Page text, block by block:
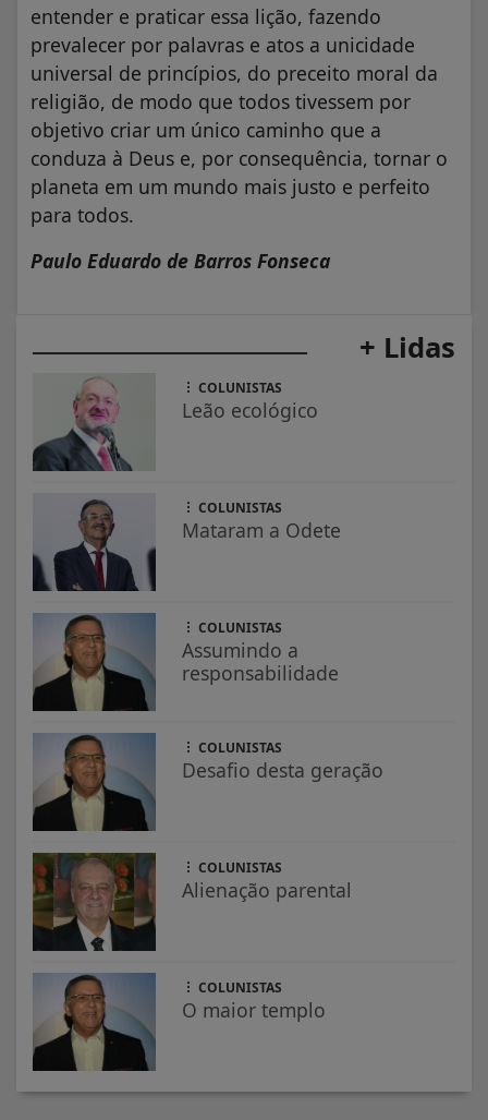
entender e praticar essa lição, fazendo
prevalecer por palavras e atos a unicidade
universal de princípios, do preceito moral da
religião, de modo que todos tivessem por
objetivo criar um único caminho que a
conduza à Deus e, por consequência, tornar o
planeta em um mundo mais justo e perfeito
para todos.
Paulo Eduardo de Barros Fonseca
+ Lidas
COLUNISTAS
Leão ecológico
COLUNISTAS
Mataram a Odete
COLUNISTAS
Assumindo a
responsabilidade
COLUNISTAS
Desafio desta geração
COLUNISTAS
Alienação parental
COLUNISTAS
O maior templo